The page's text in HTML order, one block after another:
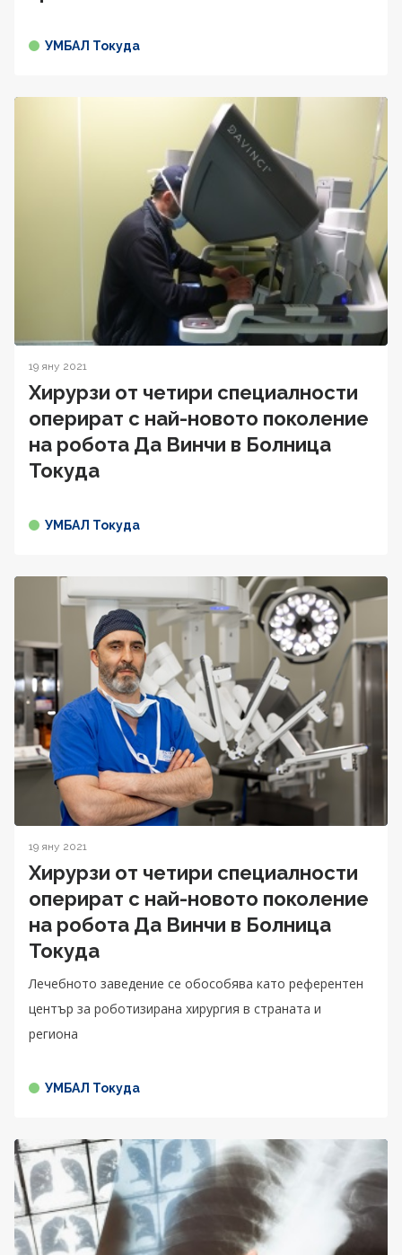
УМБАЛ Токуда
19 яну 2021
Хирурзи от четири специалности
оперират с най-новото поколение
на робота Да Винчи в Болница
Токуда
УМБАЛ Токуда
19 яну 2021
Хирурзи от четири специалности
оперират с най-новото поколение
на робота Да Винчи в Болница
Токуда
Лечебното заведение се обособява като референтен
център за роботизирана хирургия в страната и
региона
УМБАЛ Токуда